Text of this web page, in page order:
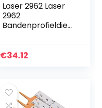
Laser 2962 Laser
2962
Bandenprofieldiep
€34.12